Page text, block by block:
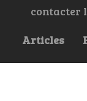
contacter
Articles